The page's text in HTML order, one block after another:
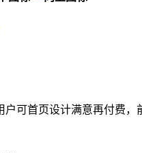
户可首页设计满意再付费，